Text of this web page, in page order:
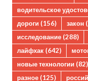
водительское
дороги (156) закон
исследование (288)
лайфхак (642)
новые технологии (82)
разное (125)